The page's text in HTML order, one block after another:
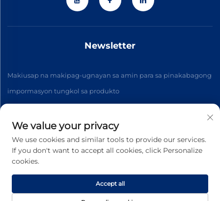
Newsletter
Makiusap na makipag-ugnayan sa amin para sa pinakabagong
impormasyon tungkol sa produkto
Copyright © 2026 Zhejiang Jiateng Precision Technology
We value your privacy
We use cookies and similar tools to provide our services.
If you don't want to accept all cookies, click Personalize
cookies.
Accept all